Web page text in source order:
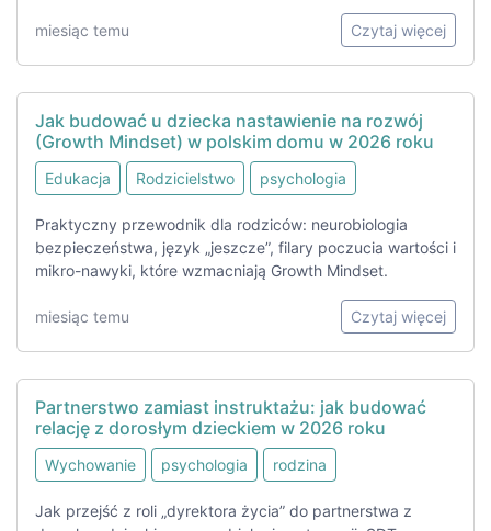
miesiąc temu Czytaj więcej
Jak budować u dziecka nastawienie na rozwój
(Growth Mindset) w polskim domu w 2026 roku
Edukacja Rodzicielstwo psychologia
Praktyczny przewodnik dla rodziców: neurobiologia
bezpieczeństwa, język „jeszcze”, filary poczucia wartości i
mikro-nawyki, które wzmacniają Growth Mindset.
miesiąc temu Czytaj więcej
Partnerstwo zamiast instruktażu: jak budować
relację z dorosłym dzieckiem w 2026 roku
Wychowanie psychologia rodzina
Jak przejść z roli „dyrektora życia” do partnerstwa z